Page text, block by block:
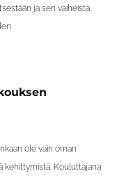
ja sen vaiheista.
ole vain oman
kehittymistä. Kouluttajana